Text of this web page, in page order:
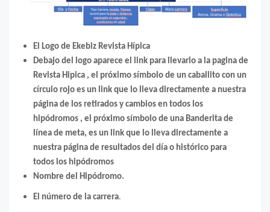
El Logo de Ekebiz Revista Hípica
Debajo del logo aparece el link para llevarlo a la pagina de
Revista Hipica , el próximo símbolo de un caballito con un
círculo rojo es un link que lo lleva directamente a nuestra
página de los retirados y cambios en todos los
hipódromos , el próximo símbolo de una Banderita de
línea de meta, es un link que lo lleva directamente a
nuestra página de resultados del día o histórico para
todos los hipódromos
Nombre del Hipódromo.
El número de la carrera.